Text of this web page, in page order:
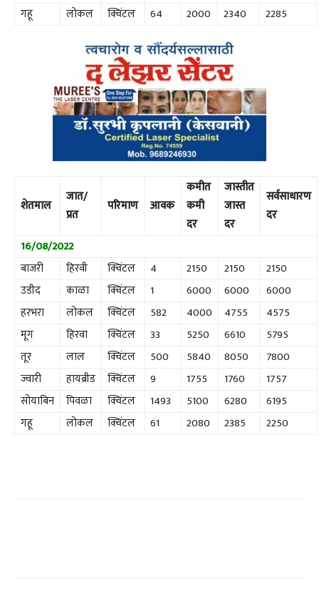
गहू
लोकल क्विंटल 64 2000 2340 2285
शेतमाल
जात/
प्रत
परिमाण आवक
कमीत
कमी
दर
जास्तीत
जास्त
दर
सर्वसाधारण
दर
16/08/2022
बाजरी
हिरवी क्विंटल 4 2150 2150
2150
उडीद
काळा क्विंटल 1 6000 6000
6000
हरभरा
लोकल क्विंटल 582 4000 4755
4575
मूग
हिरवा क्विंटल 33 5250 6610
5795
तूर
लाल क्विंटल 500 5840 8050
7800
ज्वारी
हायब्रीड क्विंटल 9 1755 1760
1757
सोयाबिन
पिवळा क्विंटल 1493 5100 6280
6195
गहू
लोकल क्विंटल 61 2080 2385 2250